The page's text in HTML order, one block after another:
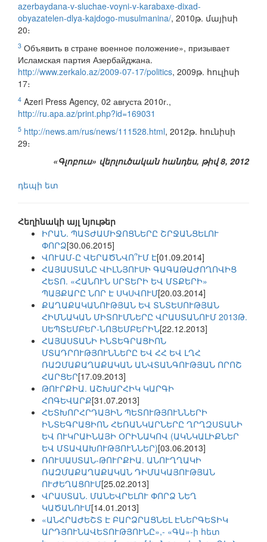
azerbaydana-v-sluchae-voyni-v-karabaxe-dixad-
obyazatelen-dlya-kajdogo-musulmanina/, 2010թ. մայիսի
20։
3 Объявить в стране военное положение», призывает
Исламская партия Азербайджана.
http://www.zerkalo.az/2009-07-17/politics, 2009թ. հուլիսի
17։
4 Azeri Press Agency, 02 августа 2010г.,
http://ru.apa.az/print.php?id=169031
5 http://news.am/rus/news/111528.html, 2012թ. հունիսի
29։
«Գլոբուս» վերլուծական հանդես, թիվ 8, 2012
դեպի ետ
Հեղինակի այլ նյութեր
ԻՐԱՆ. ՊԱՏԺԱՄԻՋՈՑՆԵՐԸ ՇՐՋԱՆՑԵԼՈՒ
ՓՈՐՁ[30.06.2015]
ՎՈՒԱՄ-Ը ՎԵՐԱԾՆՎՈ՞ՒՄ Է[01.09.2014]
ՀԱՅԱՍՏԱՆԸ ՎԻԼՆՅՈՒՍԻ ԳԱԳԱԹԱԺՈՂՈՎԻՑ
ՀԵՏՈ. «ՀԱՆՈՒՆ ՍՐՏԵՐԻ ԵՎ ՄՏՔԵՐԻ»
ՊԱՅՔԱՐԸ ՆՈՐ Է ՍԿՍՎՈՒՄ[20.03.2014]
ՔԱՂԱՔԱԿԱՆՈՒԹՅԱՆ ԵՎ ՏՆՏԵՍՈՒԹՅԱՆ
ՀԻՄՆԱԿԱՆ ՄԻՏՈՒՄՆԵՐԸ ՎՐԱՍՏԱՆՈՒՄ 2013Թ.
ՍԵՊՏԵՄԲԵՐ-ՆՈՅԵՄԲԵՐԻՆ[22.12.2013]
ՀԱՅԱՍՏԱՆԻ ԻՆՏԵԳՐԱՑԻՈՆ
ՄՏԱԴՐՈՒԹՅՈՒՆՆԵՐԸ ԵՎ ՀՀ ԵՎ ԼՂՀ
ՌԱԶՄԱՔԱՂԱՔԱԿԱՆ ԱՆՎՏԱՆԳՈՒԹՅԱՆ ՈՐՈՇ
ՀԱՐՑԵՐ[17.09.2013]
ԹՈՒՐՔԻԱ. ԱՇԽԱՐՀԻԿ ԿԱՐԳԻ
ՀՈԳԵՎԱՐՔ[31.07.2013]
ՀԵՏԽՈՐՀՐԴԱՅԻՆ ՊԵՏՈՒԹՅՈՒՆՆԵՐԻ
ԻՆՏԵԳՐԱՑԻՈՆ ՀԵՌԱՆԿԱՐՆԵՐԸ ՂՐՂԶՍՏԱՆԻ
ԵՎ ՈՒԿՐԱԻՆԱՅԻ ՕՐԻՆԱԿՈՎ (ԱԿՆԿԱԼԻՔՆԵՐ
ԵՎ ՄՏԱՎԱԽՈՒԹՅՈՒՆՆԵՐ)[03.06.2013]
ՌՈՒՍԱՍՏԱՆ-ԹՈՒՐՔԻԱ. ԱՆՈՒՂՂԱԿԻ
ՌԱԶՄԱՔԱՂԱՔԱԿԱՆ ԴԻՄԱԿԱՅՈՒԹՅԱՆ
ՈՒԺԵՂԱՑՈՒՄ[25.02.2013]
ՎՐԱՍՏԱՆ. ՄԱՆԵՎՐԵԼՈՒ ՓՈՐՁ ՆԵՂ
ԿԱԾԱՆՈՒՄ[14.01.2013]
«ԱՆՀՐԱԺԵՇՏ Է ԲԱՐՁՐԱՑՆԵԼ ԷՆԵՐԳԵՏԻԿ
ԱՐԴՅՈՒՆԱՎԵՏՈՒԹՅՈՒՆԸ»,- «ԳԱ»-ի հետ